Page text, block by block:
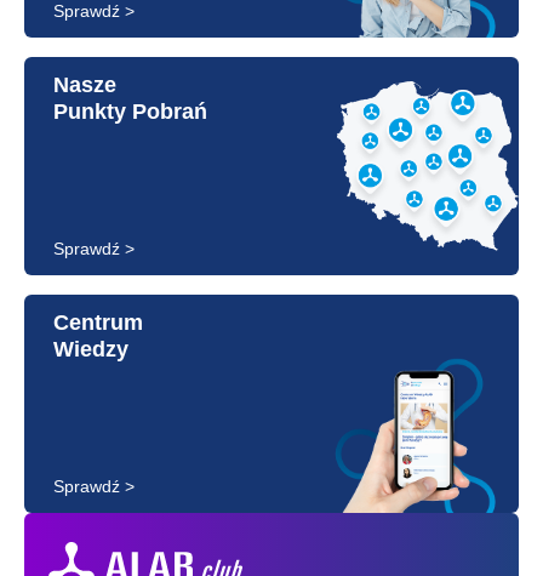
Sprawdź >
Nasze
Punkty Pobrań
Sprawdź >
Centrum
Wiedzy
Sprawdź >